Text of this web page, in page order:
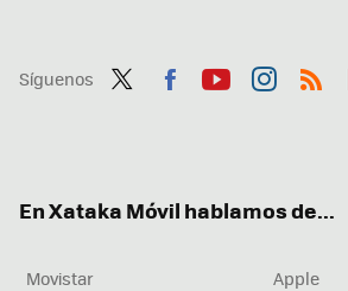
Síguenos
En Xataka Móvil hablamos de...
Movistar
Apple